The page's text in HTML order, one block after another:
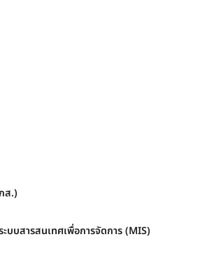
ส.)
บบสารสนเทศเพื่อการจัดการ (MIS)